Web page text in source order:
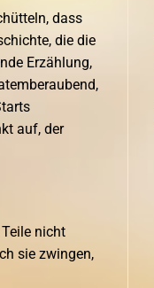
dass
die die
Erzählung,
auf, der
nicht
sie zwingen,